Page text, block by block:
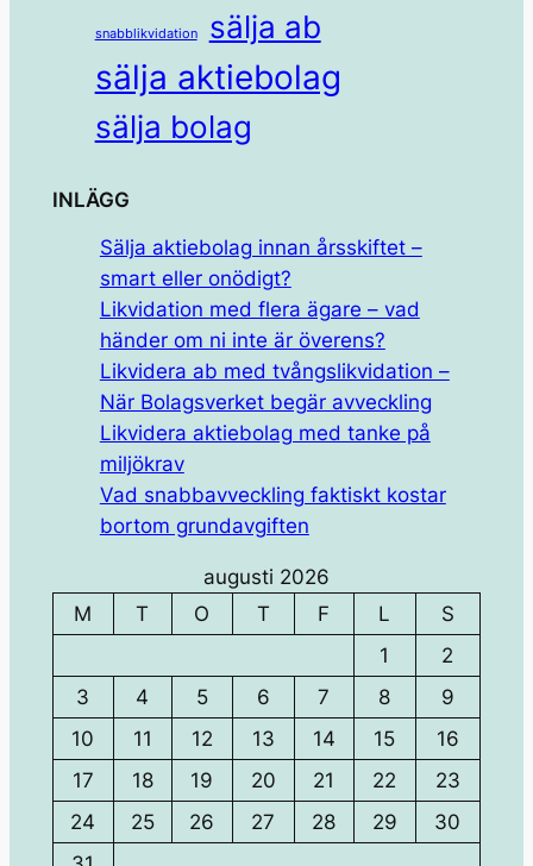
snabblikvidation sälja ab
sälja aktiebolag
sälja bolag
INLÄGG
Sälja aktiebolag innan årsskiftet –
smart eller onödigt?
Likvidation med flera ägare – vad
händer om ni inte är överens?
Likvidera ab med tvångslikvidation –
När Bolagsverket begär avveckling
Likvidera aktiebolag med tanke på
miljökrav
Vad snabbavveckling faktiskt kostar
bortom grundavgiften
augusti 2026
M
T O T F L
S
1
2
3
4 5 6 7 8
9
10
11 12 13 14 15
16
17
18 19 20 21 22
23
24
25 26 27 28 29
30